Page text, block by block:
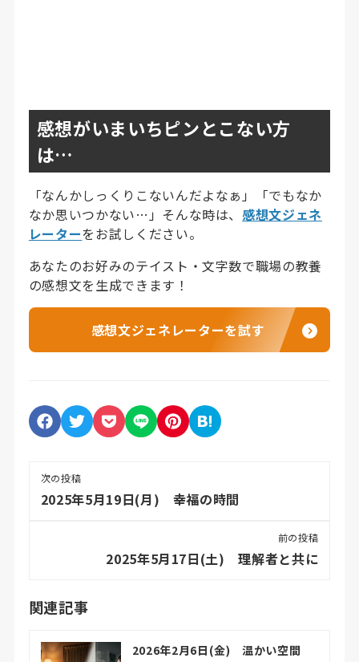
感想がいまいちピンとこない方
は…
「なんかしっくりこないんだよなぁ」「でもなか
なか思いつかない…」そんな時は、感想文ジェネ
レーターをお試しください。
あなたのお好みのテイスト・文字数で職場の教養
の感想文を生成できます！
感想文ジェネレーターを試す
次の投稿
2025年5月19日(月) 幸福の時間
前の投稿
2025年5月17日(土) 理解者と共に
関連記事
2026年2月6日(金) 温かい空間